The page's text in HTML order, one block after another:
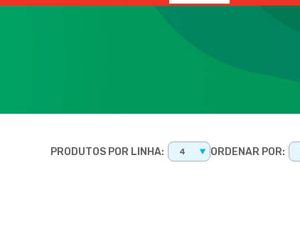
PRODUTOS POR LINHA: 4 ORDENAR POR: